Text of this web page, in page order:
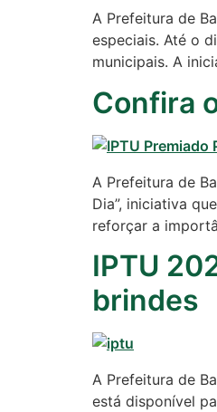
A Prefeitura de
especiais. Até o
municipais. A
Confira
A Prefeitura de
Dia”, iniciativa
reforçar a
IPTU
brindes
A Prefeitura de
está disponível